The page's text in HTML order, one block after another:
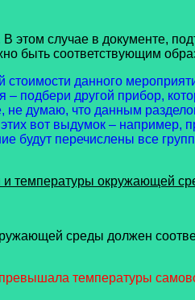
В этом случае в документе,
быть соответствующим
данного
подбери другой прибор,
думаю, что данным
вот выдумок – например,
будут перечислены все
и температуры окружающей
среды должен
температуры